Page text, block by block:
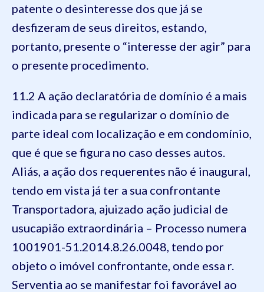
patente o desinteresse dos que já se
desfizeram de seus direitos, estando,
portanto, presente o “interesse der agir” para
o presente procedimento.
11.2 A ação declaratória de domínio é a mais
indicada para se regularizar o domínio de
parte ideal com localização e em condomínio,
que é que se figura no caso desses autos.
Aliás, a ação dos requerentes não é inaugural,
tendo em vista já ter a sua confrontante
Transportadora, ajuizado ação judicial de
usucapião extraordinária – Processo numera
1001901-51.2014.8.26.0048, tendo por
objeto o imóvel confrontante, onde essa r.
Serventia ao se manifestar foi favorável ao